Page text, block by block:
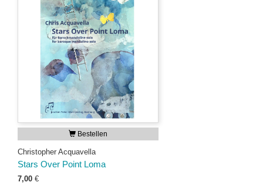
Bestellen
Christopher Acquavella
Stars Over Point Loma
7,00 €